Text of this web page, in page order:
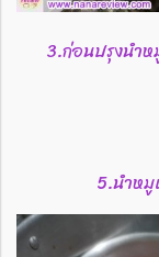
3.ก่อนปรุงนำ
5.นำหมู